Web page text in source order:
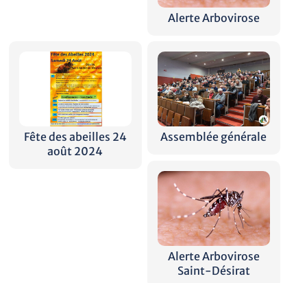
Alerte Arbovirose
Fête des abeilles 24
août 2024
Assemblée générale
Alerte Arbovirose
Saint-Désirat